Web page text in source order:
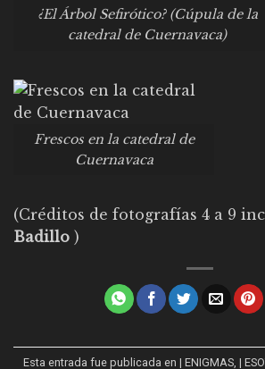
¿El Árbol Sefirótico? (Cúpula de la
catedral de Cuernavaca)
Frescos en la catedral de
Cuernavaca
(Créditos de fotografías 4 a 9
Badillo )
Esta entrada fue publicada en | ENIGMAS, |